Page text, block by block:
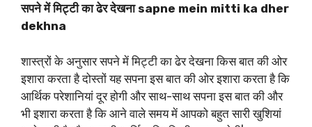
सपने में मिट्टी का ढेर देखना sapne mein mitti ka dher
dekhna
शास्त्रों के अनुसार सपने में मिट्टी का ढेर देखना किस बात की ओर
इशारा करता है दोस्तों यह सपना इस बात की ओर इशारा करता है कि
आर्थिक परेशानियां दूर होगी और साथ-साथ सपना इस बात की और
भी इशारा करता है कि आने वाले समय में आपको बहुत सारी खुशियां